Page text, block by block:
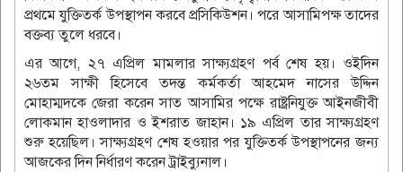
প্রথমে যুক্তিতর্ক উপস্থাপন করবে প্রসিকিউশন। পরে আসামিপক্ষ তাদের
বক্তব্য তুলে ধরবে।
এর আগে, ২৭ এপ্রিল মামলার সাক্ষ্যগ্রহণ পর্ব শেষ হয়। ওইদিন
২৬তম সাক্ষী হিসেবে তদন্ত কর্মকর্তা আহমেদ নাসের উদ্দিন
মোহাম্মদকে জেরা করেন সাত আসামির পক্ষে রাষ্ট্রনিযুক্ত আইনজীবী
লোকমান হাওলাদার ও ইশরাত জাহান। ১৯ এপ্রিল তার সাক্ষ্যগ্রহণ
শুরু হয়েছিল। সাক্ষ্যগ্রহণ শেষ হওয়ার পর যুক্তিতর্ক উপস্থাপনের জন্য
আজকের দিন নির্ধারণ করেন ট্রাইব্যুনাল।